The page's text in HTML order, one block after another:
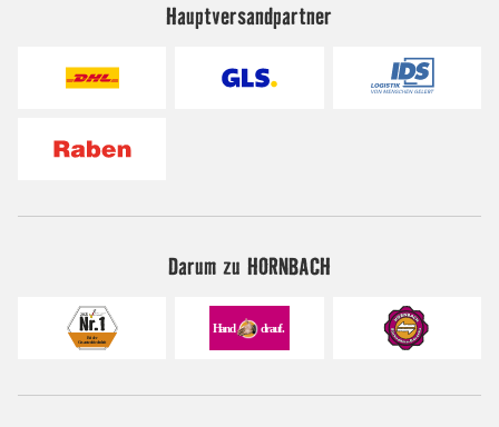
Hauptversandpartner
Darum zu HORNBACH